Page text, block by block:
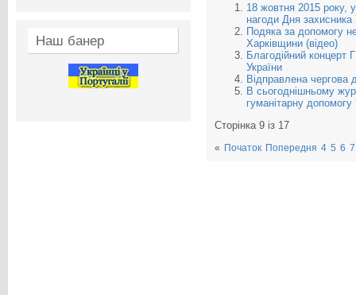
Наш банер
18 жовтня 2015 року,
нагоди Дня захисника
Подяка за допомогу
Харківщини (відео)
Благодійний
України
Відправлена чергова
В сьогоднішньому
гуманітарну допомогу
Сторінка 9 із 17
« Початок Попередня 4 5 6 7